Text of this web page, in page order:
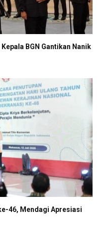
BGN Gantikan Nanik
46, Mendagi Apresiasi